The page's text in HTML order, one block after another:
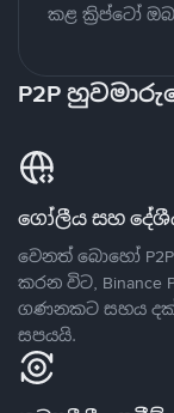
කළ ක්‍රිප්ටෝ ඔබ
P2P
ගෝලීය සහ
වෙනත් බොහෝ
කරන විට, Binance
ගණනකට සහය
සපයයි.